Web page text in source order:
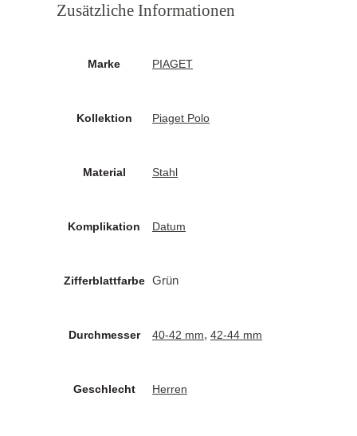
Zusätzliche Informationen
Marke PIAGET
Kollektion Piaget Polo
Material Stahl
Komplikation Datum
Zifferblattfarbe Grün
Durchmesser 40-42 mm, 42-44 mm
Geschlecht Herren